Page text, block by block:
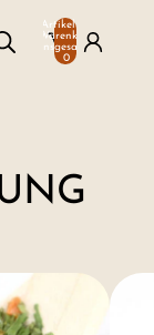
Artikel im
Warenkorb
insgesamt:
0